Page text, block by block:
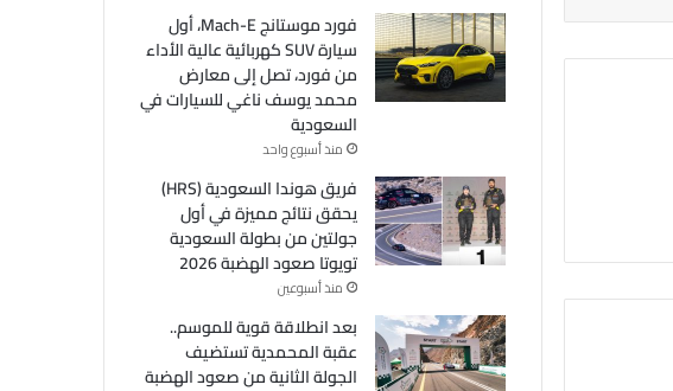
فورد موستانج Mach-E، أول
سيارة SUV كهربائية عالية الأداء
من فورد، تصل إلى معارض
محمد يوسف ناغي للسيارات في
السعودية
منذ أسبوع واحد
فريق هوندا السعودية (HRS)
يحقق نتائج مميزة في أول
جولتين من بطولة السعودية
تويوتا صعود الهضبة 2026
منذ أسبوعين
بعد انطلاقة قوية للموسم..
عقبة المحمدية تستضيف
الجولة الثانية من صعود الهضبة